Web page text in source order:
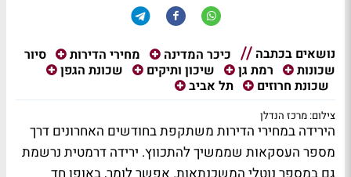
נושאים בכתבה כיכר המדינה מחירי הדירות
סיור
שכונות
רמת גן שיכון ותיקים
שכונת הגפן
שכונת חרוזים
תל אביב
צילום: מרכז הנדלן
הירידה במחירי הדירות משתקפת בחודשים האחרונים דרך
מספר העסקאות שממשיך להתכווץ. ירידה דרמטית נרשמת